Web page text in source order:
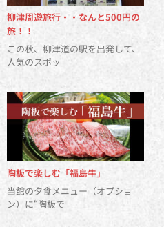
柳津周遊旅行・・なんと500円の
旅！！
この秋、柳津道の駅を出発して、
人気のスポッ
陶板で楽しむ「福島牛」
当館の夕食メニュー（オプショ
ン）に“陶板で